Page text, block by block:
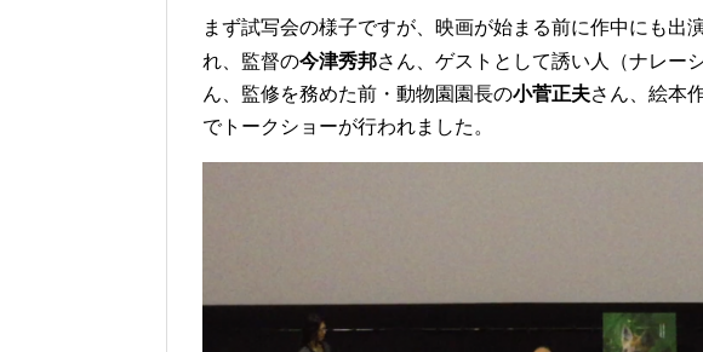
まず試写会の様子ですが、映画が始まる前に作中にも出演
れ、監督の今津秀邦さん、ゲストとして誘い人（ナレー
ん、監修を務めた前・動物園園長の小菅正夫さん、絵本
でトークショーが行われました。